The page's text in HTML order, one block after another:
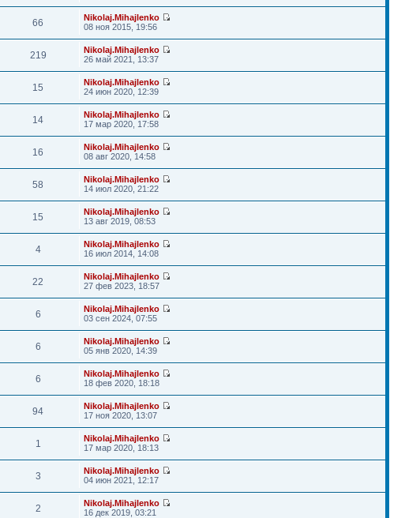
66
Nikolaj.Mihajlenko
08 ноя 2015, 19:56
219
Nikolaj.Mihajlenko
26 май 2021, 13:37
15
Nikolaj.Mihajlenko
24 июн 2020, 12:39
14
Nikolaj.Mihajlenko
17 мар 2020, 17:58
16
Nikolaj.Mihajlenko
08 авг 2020, 14:58
58
Nikolaj.Mihajlenko
14 июл 2020, 21:22
15
Nikolaj.Mihajlenko
13 авг 2019, 08:53
4
Nikolaj.Mihajlenko
16 июл 2014, 14:08
22
Nikolaj.Mihajlenko
27 фев 2023, 18:57
6
Nikolaj.Mihajlenko
03 сен 2024, 07:55
6
Nikolaj.Mihajlenko
05 янв 2020, 14:39
6
Nikolaj.Mihajlenko
18 фев 2020, 18:18
94
Nikolaj.Mihajlenko
17 ноя 2020, 13:07
1
Nikolaj.Mihajlenko
17 мар 2020, 18:13
3
Nikolaj.Mihajlenko
04 июн 2021, 12:17
2
Nikolaj.Mihajlenko
16 дек 2019, 03:21